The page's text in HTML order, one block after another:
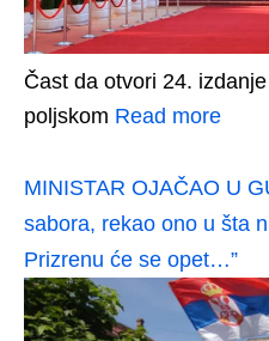
Čast da otvori 24.
poljskom Read more
MINISTAR OJAČAO U
sabora, rekao ono u šta
Prizrenu će se opet…”